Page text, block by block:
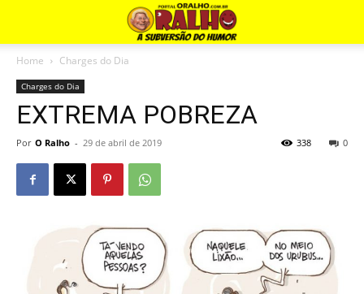
Home Charges do Dia
Charges do Dia
EXTREMA POBREZA
Por O Ralho - 29 de abril de 2019 0
338